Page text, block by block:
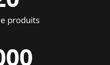
produits